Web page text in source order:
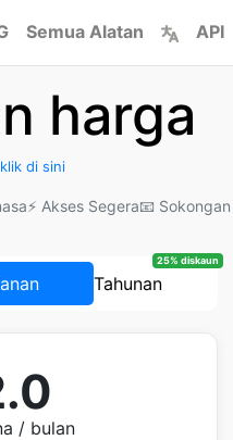
Semua Alatan API
harga
klik di sini
⚡ Akses Segera📧
Tahunan
25% diskaun
/ bulan